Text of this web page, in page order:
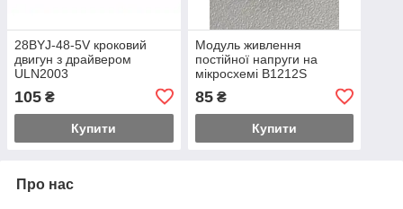
28BYJ-48-5V кроковий
двигун з драйвером
ULN2003
105 ₴
Купити
Модуль живлення
постійної напруги на
мікросхемі B1212S
85₴
Купити
Про нас